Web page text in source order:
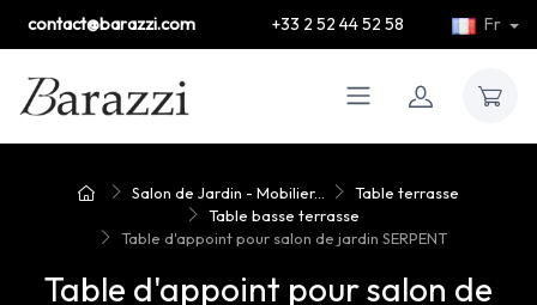
contact@barazzi.com +33 2 52 44 52 58 Fr
Salon de Jardin - Mobilier...
Table terrasse
Table basse terrasse
Table d'appoint pour salon de jardin SERPENT
Table d'appoint pour salon de